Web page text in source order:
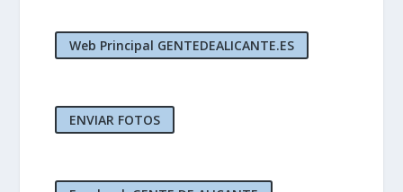
Web Principal GENTEDEALICANTE.ES
ENVIAR FOTOS